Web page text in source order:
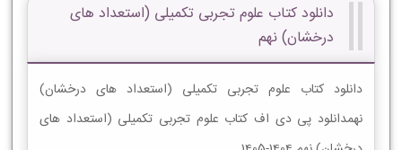
دانلود کتاب علوم تجربی تکمیلی (استعداد های
درخشان) نهم
دانلود کتاب علوم تجربی تکمیلی (استعداد های درخشان)
نهمدانلود پی دی اف کتاب علوم تجربی تکمیلی (استعداد های